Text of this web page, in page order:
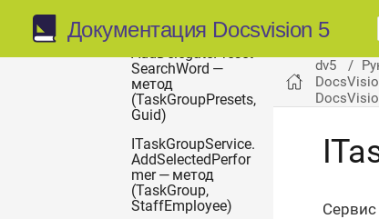
Документация Docsvision 5
ITaskGroupService.
AddDelegatePreset
SearchWord —
метод
(TaskGroupPresets,
Guid)
ITaskGroupService.
AddSelectedPerfor
mer — метод
(TaskGroup,
StaffEmployee)
dv5